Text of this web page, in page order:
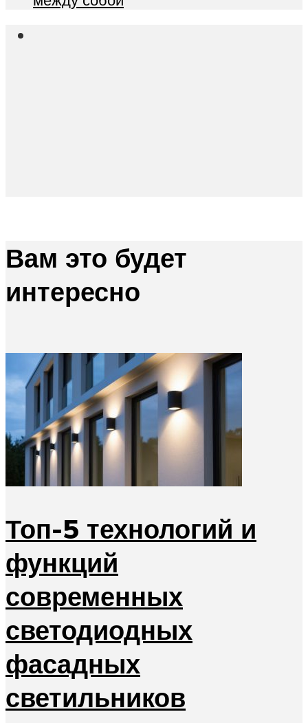
Вам это будет
интересно
Топ-5 технологий и
функций
современных
светодиодных
фасадных
светильников